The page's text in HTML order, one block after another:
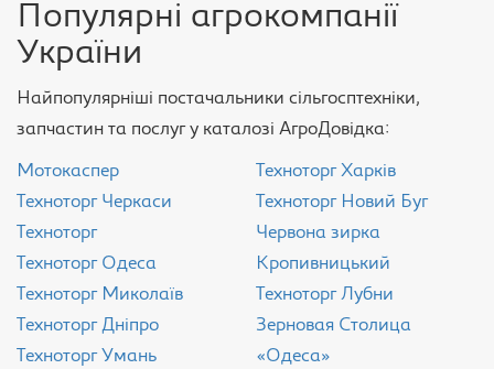
Популярні агрокомпанії
України
Найпопулярніші постачальники сільгосптехніки,
запчастин та послуг у каталозі АгроДовідка:
Мотокаспер
Техноторг Черкаси
Техноторг
Техноторг Одеса
Техноторг Миколаїв
Техноторг Дніпро
Техноторг Умань
Техноторг Харків
Техноторг Новий Буг
Червона зирка
Кропивницький
Техноторг Лубни
Зерновая Столица
«Одеса»